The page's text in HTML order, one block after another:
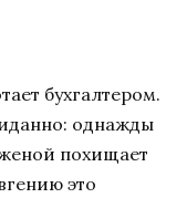
бухгалтером.
однажды
похищает
это